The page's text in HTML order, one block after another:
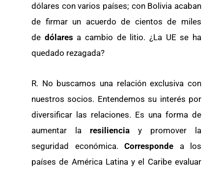
dólares con varios países; con Bolivia acaban
de firmar un acuerdo de cientos de miles
de dólares a cambio de litio. ¿La UE se ha
quedado rezagada?
R. No buscamos una relación exclusiva con
nuestros socios. Entendemos su interés por
diversificar las relaciones. Es una forma de
aumentar la resiliencia y promover la
seguridad económica. Corresponde a los
países de América Latina y el Caribe evaluar